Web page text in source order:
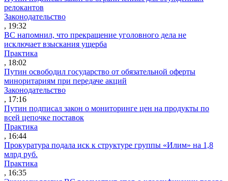
релокантов
Законодательство
, 19:32
ВС напомнил, что прекращение уголовного дела не
исключает взыскания ущерба
Практика
, 18:02
Путин освободил государство от обязательной оферты
миноритариям при передаче акций
Законодательство
, 17:16
Путин подписал закон о мониторинге цен на продукты по
всей цепочке поставок
Практика
, 16:44
Прокуратура подала иск к структуре группы «Илим» на 1,8
млрд руб.
Практика
, 16:35